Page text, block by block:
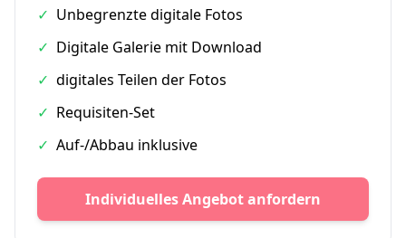
✓ Unbegrenzte digitale Fotos
✓ Digitale Galerie mit Download
✓ digitales Teilen der Fotos
✓ Requisiten-Set
✓ Auf-/Abbau inklusive
Individuelles Angebot anfordern